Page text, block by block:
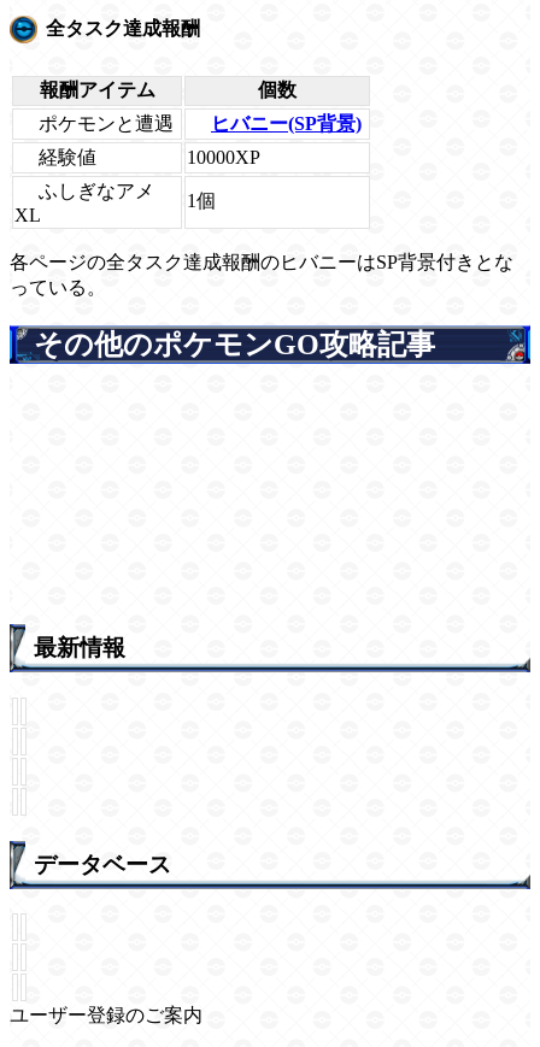
全タスク達成報酬
報酬アイテム
個数
ポケモンと遭遇
ヒバニー(SP背景)
経験値
10000XP
ふしぎなアメ
XL
1個
各ページの全タスク達成報酬のヒバニーはSP背景付きとな
っている。
その他のポケモンGO攻略記事
最新情報
データベース
ユーザー登録のご案内